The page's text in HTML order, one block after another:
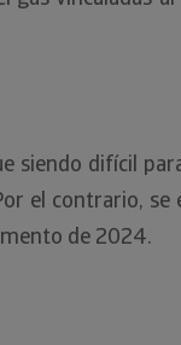
siendo difícil
el contrario, se
de 2024.